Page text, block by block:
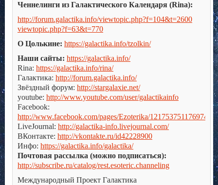
Ченнелинги из Галактического Календаря (Rina):
http://forum.galactika.info/viewtopic.php?f=104&t=2600
viewtopic.php?f=63&t=770
О Цолькине: https://galactika.info/tzolkin/
Наши сайты: https://galactika.info/
Rina: https://galactika.info/rina/
Галактика: http://forum.galactika.info/
Звёздный форум: http://stargalaxie.net/
youtube: http://www.youtube.com/user/galactikainfo
Facebook:
http://www.facebook.com/pages/Ezoterika/121753751176974
LiveJournal: http://galactika-info.livejournal.com/
ВКонтакте: http://vkontakte.ru/id42228900
Инфо: https://galactika.info/galactika/
Почтовая рассылка (можно подписаться):
http://subscribe.ru/catalog/rest.esoteric.channeling
Международный Проект Галактика